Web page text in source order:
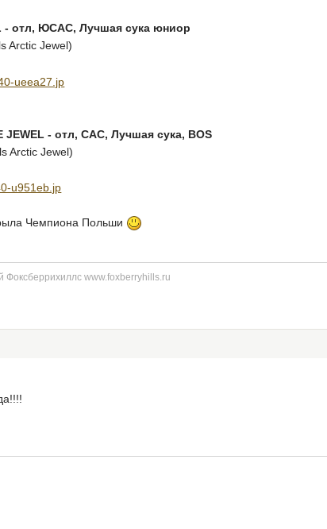
- отл, ЮСАС, Лучшая сука юниор
Arctic Jewel)
JEWEL - отл, САС, Лучшая сука, BOS
Arctic Jewel)
Чемпиона Польши
Фоксберрихиллс www.foxberryhills.ru